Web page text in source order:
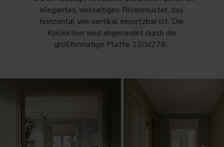
elegantes, vielseitiges Rillenmuster, das
horizontal wie vertikal einsetzbar ist. Die
Kollektion wird abgerundet durch die
großformatige Platte 120x278.